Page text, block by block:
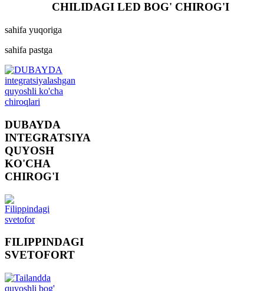
CHILIDAGI LED BOG' CHIROG'I
sahifa yuqoriga
sahifa pastga
DUBAYDA
INTEGRATSIYA
QUYOSH
KO'CHA
CHIROG'I
FILIPPINDAGI
SVETOFORT